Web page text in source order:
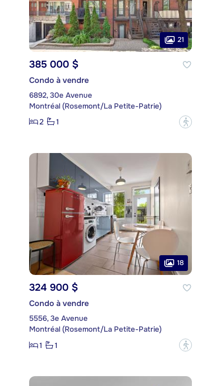
21
385 000 $
Condo à vendre
6892, 30e Avenue
Montréal (Rosemont/La Petite-Patrie)
2
1 ?
18
324 900 $
Condo à vendre
5556, 3e Avenue
Montréal (Rosemont/La Petite-Patrie)
1
1 ?